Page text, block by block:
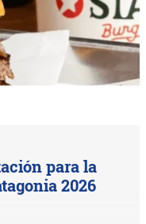
para la
2026